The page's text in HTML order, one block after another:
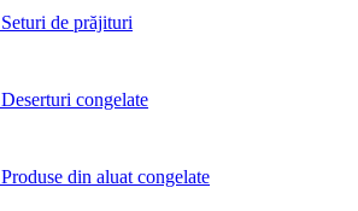
Seturi de prăjituri
Deserturi congelate
Produse din aluat congelate